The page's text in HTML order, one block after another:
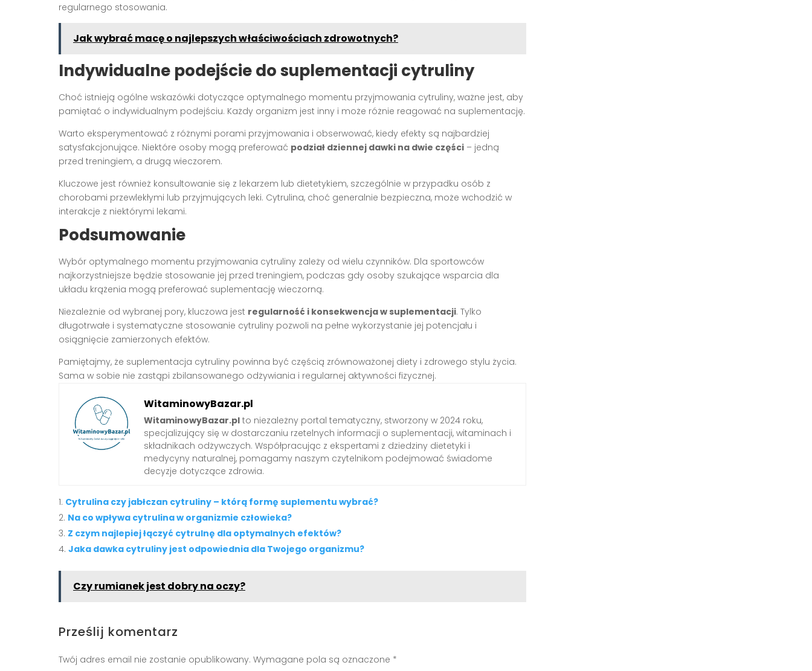
regularnego stosowania.
Jak wybrać macę o najlepszych właściwościach zdrowotnych?
Indywidualne podejście do suplementacji cytruliny
Choć istnieją ogólne wskazówki dotyczące optymalnego momentu przyjmowania cytruliny, ważne jest, aby
pamiętać o indywidualnym podejściu. Każdy organizm jest inny i może różnie reagować na suplementację.
Warto eksperymentować z różnymi porami przyjmowania i obserwować, kiedy efekty są najbardziej
satysfakcjonujące. Niektóre osoby mogą preferować podział dziennej dawki na dwie części – jedną
przed treningiem, a drugą wieczorem.
Kluczowe jest również konsultowanie się z lekarzem lub dietetykiem, szczególnie w przypadku osób z
chorobami przewlekłymi lub przyjmujących leki. Cytrulina, choć generalnie bezpieczna, może wchodzić w
interakcje z niektórymi lekami.
Podsumowanie
Wybór optymalnego momentu przyjmowania cytruliny zależy od wielu czynników. Dla sportowców
najkorzystniejsze będzie stosowanie jej przed treningiem, podczas gdy osoby szukające wsparcia dla
układu krążenia mogą preferować suplementację wieczorną.
Niezależnie od wybranej pory, kluczowa jest regularność i konsekwencja w suplementacji. Tylko
długotrwałe i systematyczne stosowanie cytruliny pozwoli na pełne wykorzystanie jej potencjału i
osiągnięcie zamierzonych efektów.
Pamiętajmy, że suplementacja cytruliny powinna być częścią zrównoważonej diety i zdrowego stylu życia.
Sama w sobie nie zastąpi zbilansowanego odżywiania i regularnej aktywności fizycznej.
WitaminowyBazar.pl
WitaminowyBazar.pl to niezależny portal tematyczny, stworzony w 2024 roku,
specjalizujący się w dostarczaniu rzetelnych informacji o suplementacji, witaminach i
składnikach odżywczych. Współpracując z ekspertami z dziedziny dietetyki i
medycyny naturalnej, pomagamy naszym czytelnikom podejmować świadome
decyzje dotyczące zdrowia.
Cytrulina czy jabłczan cytruliny – którą formę suplementu wybrać?
Na co wpływa cytrulina w organizmie człowieka?
Z czym najlepiej łączyć cytrulnę dla optymalnych efektów?
Jaka dawka cytruliny jest odpowiednia dla Twojego organizmu?
Czy rumianek jest dobry na oczy?
Prześlij komentarz
Twój adres email nie zostanie opublikowany. Wymagane pola są oznaczone *